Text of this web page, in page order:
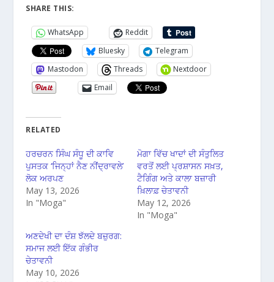
SHARE THIS:
WhatsApp
Reddit
Bluesky
Telegram
Mastodon
Threads
Nextdoor
Email
RELATED
ਹਰਚਰਨ ਸਿੰਘ ਸੰਧੂ ਦੀ ਕਾਵਿ
ਪੁਸਤਕ ‘ਜਿਨ੍ਹਾਂ ਨੈਣ ਨੀਂਦ੍ਰਾਵਲੇ’
ਲੋਕ ਅਰਪਣ
May 13, 2026
In "Moga"
ਮੋਗਾ ਵਿੱਚ ਖਾਦਾਂ ਦੀ ਸੰਤੁਲਿਤ
ਵਰਤੋਂ ਲਈ ਪ੍ਰਸ਼ਾਸਨ ਸਖ਼ਤ,
ਟੈਗਿੰਗ ਅਤੇ ਕਾਲਾ ਬਜ਼ਾਰੀ
ਖ਼ਿਲਾਫ਼ ਚੇਤਾਵਨੀ
May 12, 2026
In "Moga"
ਅਣਦੇਖੀ ਦਾ ਦੰਸ਼ ਝੱਲਦੇ ਬਜ਼ੁਰਗ:
ਸਮਾਜ ਲਈ ਇੱਕ ਗੰਭੀਰ
ਚੇਤਾਵਨੀ
May 10, 2026